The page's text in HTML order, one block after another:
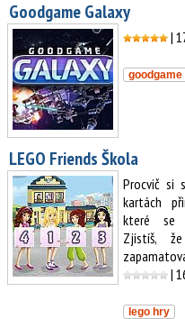
Goodgame Galaxy
|
LEGO Friends Škola
Procvič si
kartách
které se
Zjistíš,
|
lego hry